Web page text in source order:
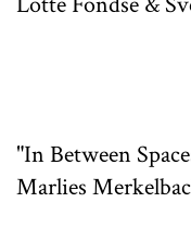
"In Between
Marlies